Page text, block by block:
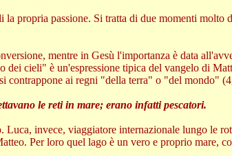
propria passione. Si tratta di due momenti molto
mentre in Gesù l'importanza è data
cieli" è un'espressione tipica del vangelo di
contrappone ai regni "della terra" o "del mondo"
le reti in mare; erano infatti pescatori.
invece, viaggiatore internazionale lungo le
Per loro quel lago è un vero e proprio mare,